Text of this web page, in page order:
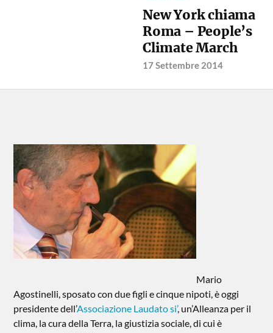
New York chiama
Roma – People’s
Climate March
17 Settembre 2014
Mario
Agostinelli, sposato con due figli e cinque nipoti, è oggi
presidente dell’Associazione Laudato si’, un’Alleanza per il
clima, la cura della Terra, la giustizia sociale, di cui è